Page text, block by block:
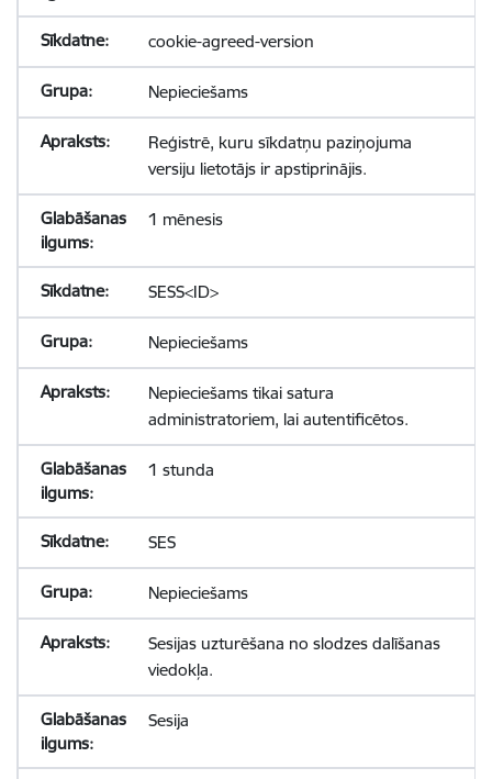
cookie-agreed-version
Nepieciešams
Reģistrē, kuru sīkdatņu paziņojuma
versiju lietotājs ir apstiprinājis.
1 mēnesis
SESS<ID>
Nepieciešams
Nepieciešams tikai satura
administratoriem, lai autentificētos.
1 stunda
SES
Nepieciešams
Sesijas uzturēšana no slodzes dalīšanas
viedokļa.
Sesija